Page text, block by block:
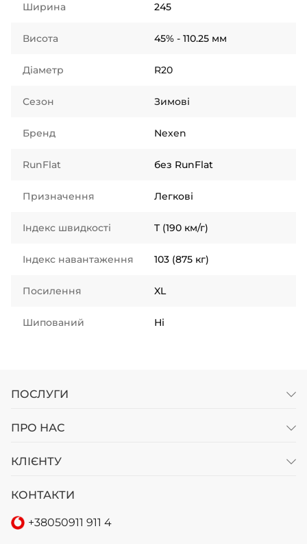
Ширина 245
Висота 45% - 110.25 мм
Діаметр R20
Сезон Зимові
Бренд Nexen
RunFlat без RunFlat
Призначення Легкові
Індекс швидкості T (190 км/г)
Індекс навантаження 103 (875 кг)
Посилення XL
Шипований Ні
ПОСЛУГИ
ПРО НАС
КЛІЄНТУ
КОНТАКТИ
+38050911 911 4